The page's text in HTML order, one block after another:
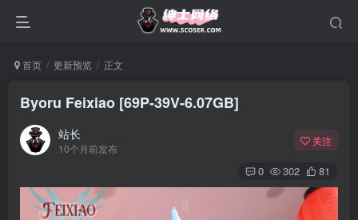
首页 更新预览 正文
Byoru Feixiao [69P-39V-6.07GB]
站长
10个月前发布
关注
0 302 81